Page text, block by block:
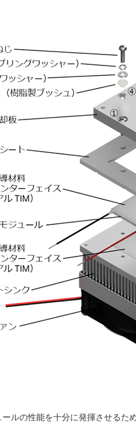
ルの性能を十分に発揮させるた